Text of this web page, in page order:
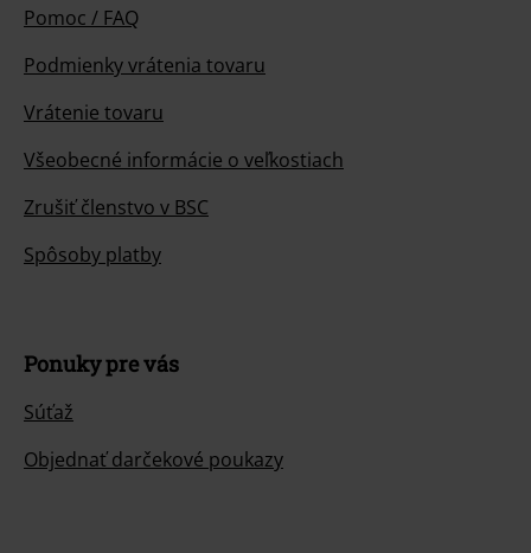
Pomoc / FAQ
Podmienky vrátenia tovaru
Vrátenie tovaru
Všeobecné informácie o veľkostiach
Zrušiť členstvo v BSC
Spôsoby platby
Ponuky pre vás
Súťaž
Objednať darčekové poukazy